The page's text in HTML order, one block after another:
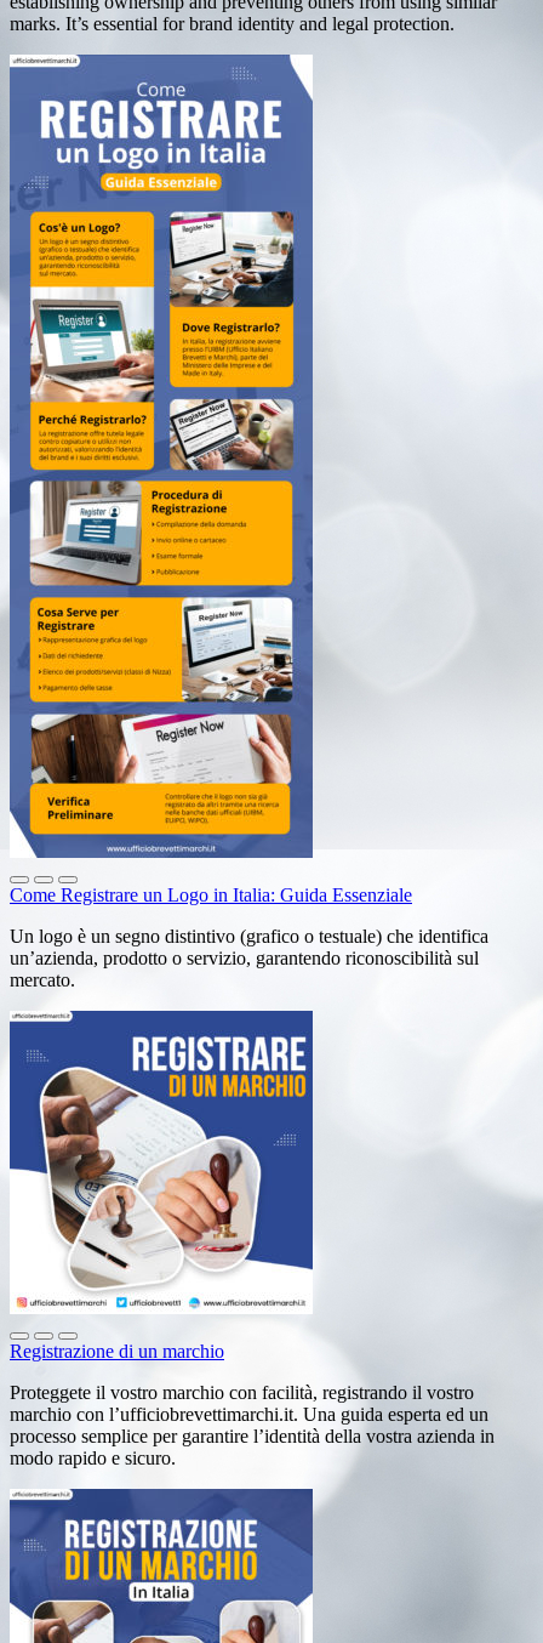
marks. It’s essential for brand identity and legal protection.
Come Registrare un Logo in Italia: Guida Essenziale
Un logo è un segno distintivo (grafico o testuale) che identifica
un’azienda, prodotto o servizio, garantendo riconoscibilità sul
mercato.
Registrazione di un marchio
Proteggete il vostro marchio con facilità, registrando il vostro
marchio con l’ufficiobrevettimarchi.it. Una guida esperta ed un
processo semplice per garantire l’identità della vostra azienda in
modo rapido e sicuro.